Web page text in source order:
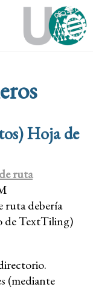
Hoja de
ruta
ruta debería
de TextTiling)
(mediante